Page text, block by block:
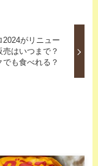
2024がリニュー
売はいつまで？
でも食べれる？